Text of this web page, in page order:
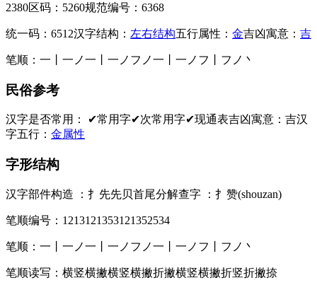
2380区码： 5260规范编号： 6368
统一码： 6512汉字结构： 左右结构五行属性： 金吉凶寓意： 吉
笔顺： 一丨一ノ一丨一ノフノ一丨一ノフ丨フノ丶
民俗参考
汉字是否常用： ✔常用字✔次常用字✔现通表吉凶寓意： 吉汉
字五行： 金属性
字形结构
汉字部件构造 ： 扌先先贝首尾分解查字 ： 扌赞(shouzan)
笔顺编号： 1213121353121352534
笔顺： 一丨一ノ一丨一ノフノ一丨一ノフ丨フノ丶
笔顺读写： 横竖横撇横竖横撇折撇横竖横撇折竖折撇捺